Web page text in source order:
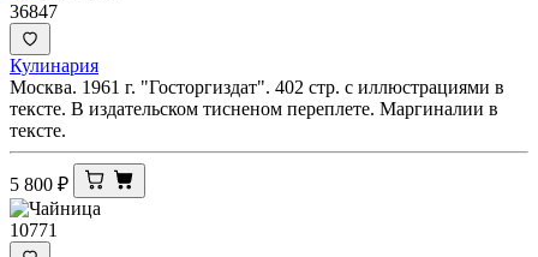
36847
Кулинария
Москва. 1961 г. "Госторгиздат". 402 стр. с иллюстрациями в
тексте. В издательском тисненом переплете. Маргиналии в
тексте.
5 800 ₽
10771